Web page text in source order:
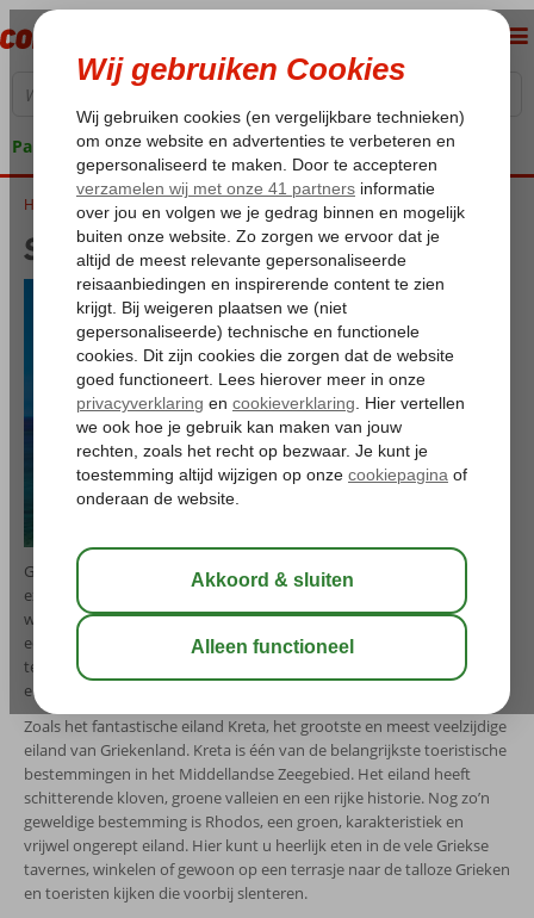
Pakketgarantie
Home Strandvakantie Griekenland
Strandvakantie Griekenland
Griekenland heeft alle ingrediënten voor een heerlijke vakantie:
exotische eilanden met witte zandstranden en een azuurblauwe zee
waar u doorheen kunt kijken. Maar ook een rijk cultureel erfgoed,
een afwisselend landschap en een heerlijk klimaat met hoge
temperaturen en veel zon. Griekenland bestaat uit meer dan 6.000
eilanden en heeft voor iedereen een perfecte vakantielocatie!
Zoals het fantastische eiland Kreta, het grootste en meest veelzijdige
eiland van Griekenland. Kreta is één van de belangrijkste toeristische
bestemmingen in het Middellandse Zeegebied. Het eiland heeft
schitterende kloven, groene valleien en een rijke historie. Nog zo’n
geweldige bestemming is Rhodos, een groen, karakteristiek en
vrijwel ongerept eiland. Hier kunt u heerlijk eten in de vele Griekse
tavernes, winkelen of gewoon op een terrasje naar de talloze Grieken
en toeristen kijken die voorbij slenteren.